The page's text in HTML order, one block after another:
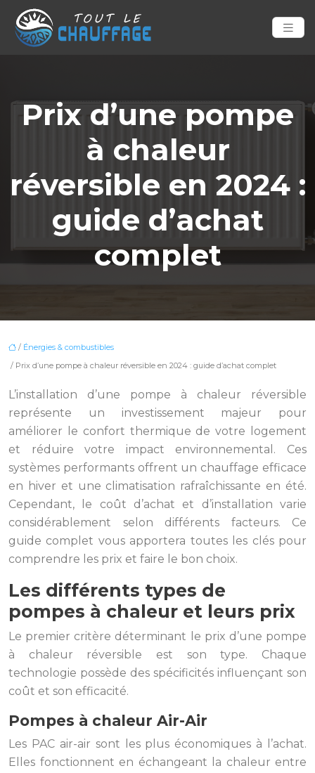
Prix d’une pompe
à chaleur
réversible en 2024 :
guide d’achat
complet
/ Énergies & combustibles
/ Prix d’une pompe à chaleur réversible en 2024 : guide d’achat complet
L’installation d’une pompe à chaleur réversible
représente un investissement majeur pour
améliorer le confort thermique de votre logement
et réduire votre impact environnemental. Ces
systèmes performants offrent un chauffage efficace
en hiver et une climatisation rafraîchissante en été.
Cependant, le coût d’achat et d’installation varie
considérablement selon différents facteurs. Ce
guide complet vous apportera toutes les clés pour
comprendre les prix et faire le bon choix.
Les différents types de
pompes à chaleur et leurs prix
Le premier critère déterminant le prix d’une pompe
à chaleur réversible est son type. Chaque
technologie possède des spécificités influençant son
coût et son efficacité.
Pompes à chaleur Air-Air
Les PAC air-air sont les plus économiques à l’achat.
Elles fonctionnent en échangeant la chaleur entre